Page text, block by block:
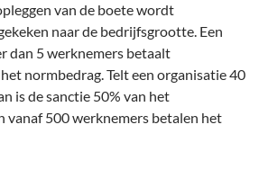
van de boete wordt
naar de bedrijfsgrootte. Een
dan 5 werknemers betaalt
normbedrag. Telt een organisatie 40
is de sanctie 50% van het
vanaf 500 werknemers betalen het